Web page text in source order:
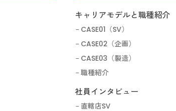
キャリアモデルと職種紹介
CASE01（SV）
CASE02（企画）
CASE03（製造）
職種紹介
社員インタビュー
直轄店SV